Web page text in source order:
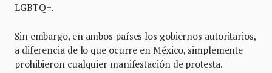
LGBTQ+.
Sin embargo, en ambos países los gobiernos autoritarios,
a diferencia de lo que ocurre en México, simplemente
prohibieron cualquier manifestación de protesta.